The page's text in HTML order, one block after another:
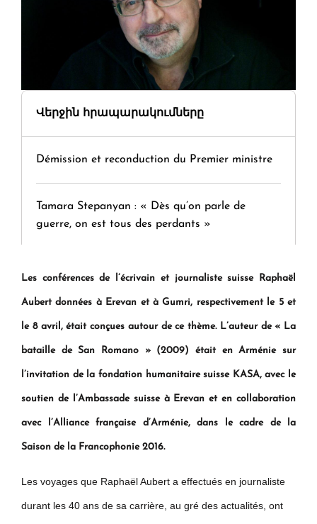
Վերջին հրապարակումները
Démission et reconduction du Premier ministre
Tamara Stepanyan : « Dès qu’on parle de
guerre, on est tous des perdants »
" Tant qu'il n'existe pas d'alternative concrète, la
KASA : 30 ans d'audace, de résilience et d'avenir
en Arménie
Le premier hôtel Hyatt Regency d'Arménie
ouvrira ses portes à Dilijan
Les conférences de l’écrivain et journaliste suisse Raphaël
Aubert données à Erevan et à Gumri, respectivement le 5 et
le 8 avril, était conçues autour de ce thème. L’auteur de « La
bataille de San Romano » (2009) était en Arménie sur
l’invitation de la fondation humanitaire suisse KASA, avec le
soutien de l’Ambassade suisse à Erevan et en collaboration
avec l’Alliance française d’Arménie, dans le cadre de la
Saison de la Francophonie 2016.
Les voyages que Raphaël Aubert a effectués en journaliste
durant les 40 ans de sa carrière, au gré des actualités, ont